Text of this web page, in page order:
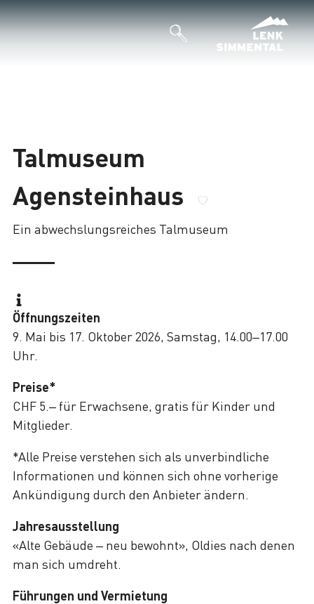
Talmuseum
Agensteinhaus
Ein abwechslungsreiches Talmuseum
Öffnungszeiten
9. Mai bis 17. Oktober 2026, Samstag, 14.00–17.00
Uhr.
Preise*
CHF 5.– für Erwachsene, gratis für Kinder und
Mitglieder.
*Alle Preise verstehen sich als unverbindliche
Informationen und können sich ohne vorherige
Ankündigung durch den Anbieter ändern.
Jahresausstellung
«Alte Gebäude – neu bewohnt», Oldies nach denen
man sich umdreht.
Führungen und Vermietung